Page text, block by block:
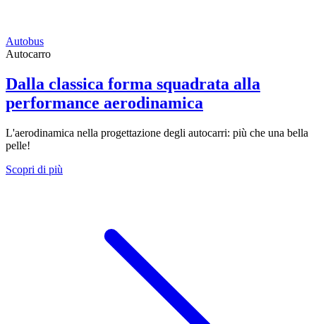
Autobus
Autocarro
Dalla classica forma squadrata alla
performance aerodinamica
L'aerodinamica nella progettazione degli autocarri: più che una bella
pelle!
Scopri di più